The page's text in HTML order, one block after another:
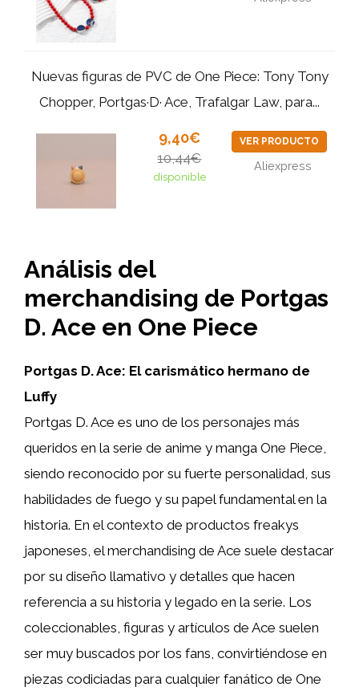
Nuevas figuras de PVC de One Piece: Tony Tony
Chopper, Portgas·D· Ace, Trafalgar Law, para...
9,40€
10,44€
disponible
VER PRODUCTO
Aliexpress
Análisis del
merchandising de Portgas
D. Ace en One Piece
Portgas D. Ace: El carismático hermano de
Luffy
Portgas D. Ace es uno de los personajes más
queridos en la serie de anime y manga One Piece,
siendo reconocido por su fuerte personalidad, sus
habilidades de fuego y su papel fundamental en la
historia. En el contexto de productos freakys
japoneses, el merchandising de Ace suele destacar
por su diseño llamativo y detalles que hacen
referencia a su historia y legado en la serie. Los
coleccionables, figuras y artículos de Ace suelen
ser muy buscados por los fans, convirtiéndose en
piezas codiciadas para cualquier fanático de One